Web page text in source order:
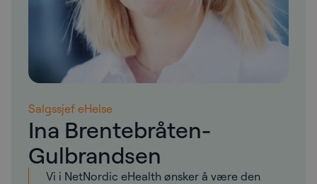
Ina Brentebråten-
Gulbrandsen
Salgssjef eHelse
Vi i NetNordic eHealth ønsker å være den